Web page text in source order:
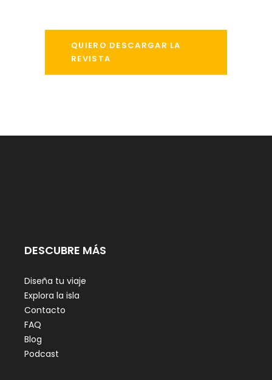
QUIERO DESCARGAR LA
REVISTA
DESCUBRE MÁS
Diseña tu viaje
Explora la isla
Contacto
FAQ
Blog
Podcast